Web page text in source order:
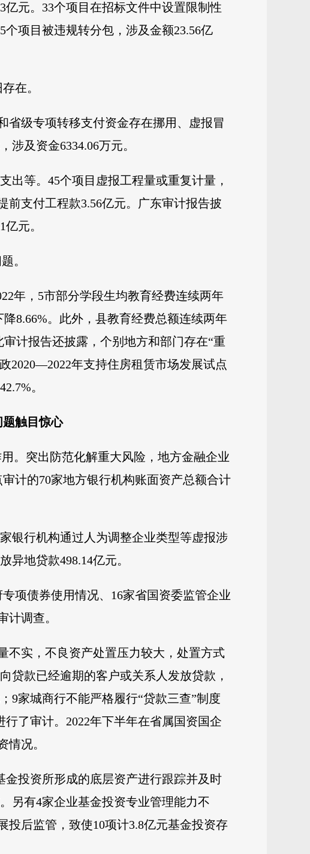
元。33个项目在招标文件中设置限制性
项目被违规转分包，涉及金额23.56亿
在。
省级专项转移支付资金存在挪用、虚报冒
及资金6334.06万元。
出等。45个项目虚报工程量或重复计量，
前支付工程款3.56亿元。广东审计报告披
元。
。
年，5市部分学段生均教育经费连续两年
8.66%。此外，县教育经费总额连续两年
计报告还披露，个别地方和部门存在“重
2020—2022年支持住房租赁市场发展试点
。
触目惊心
。突出防范化解重大风险，地方金融企业
计的70家地方银行机构账面资产总额合计
银行机构通过人为调整企业类型等虚报涉
地贷款498.14亿元。
项债券使用情况、16家省国资委监管企业
计调查。
不实，不良资产处置压力较大，处置方式
贷款已经逾期的客户或关系人发放贷款，
9家城商行不能严格履行“贷款三查”制度
了审计。2022年下半年在省属国资国企
情况。
金投资所形成的底层资产进行跟踪并及时
另有4家企业基金投资专业管理能力不
投后监管，致使10项计3.8亿元基金投资存